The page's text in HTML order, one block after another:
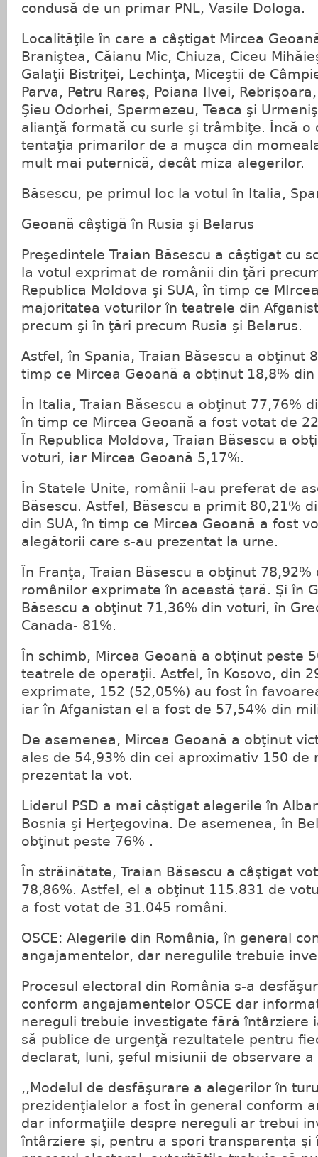
condusă de un primar PNL, Vasile Dologa.
Localităţile în care a câştigat Mircea
Braniştea, Căianu Mic, Chiuza, Ciceu
Galaţii Bistriţei, Lechinţa, Miceştii de
Parva, Petru Rareş, Poiana Ilvei,
Şieu Odorhei, Spermezeu, Teaca şi
alianţă formată cu surle şi trâmbiţe. Încă o
tentaţia primarilor de a muşca din
mult mai puternică, decât miza alegerilor.
Băsescu, pe primul loc la votul în Italia,
Geoană câştigă în Rusia şi Belarus
Preşedintele Traian Băsescu a câştigat cu
la votul exprimat de românii din ţări
Republica Moldova şi SUA, în timp ce
majoritatea voturilor în teatrele din
precum şi în ţări precum Rusia şi Belarus.
Astfel, în Spania, Traian Băsescu a obţinut
timp ce Mircea Geoană a obţinut 18,8%
În Italia, Traian Băsescu a obţinut 77,76%
în timp ce Mircea Geoană a fost votat de
În Republica Moldova, Traian Băsescu a
voturi, iar Mircea Geoană 5,17%.
În Statele Unite, românii l-au preferat de
Băsescu. Astfel, Băsescu a primit 80,21%
din SUA, în timp ce Mircea Geoană a fost
alegătorii care s-au prezentat la urne.
În Franţa, Traian Băsescu a obţinut
românilor exprimate în această ţară. Şi în
Băsescu a obţinut 71,36% din voturi, în
Canada- 81%.
În schimb, Mircea Geoană a obţinut peste
teatrele de operaţii. Astfel, în Kosovo, din
exprimate, 152 (52,05%) au fost în
iar în Afganistan el a fost de 57,54% din
De asemenea, Mircea Geoană a obţinut
ales de 54,93% din cei aproximativ 150 de
prezentat la vot.
Liderul PSD a mai câştigat alegerile în
Bosnia şi Herţegovina. De asemenea, în
obţinut peste 76% .
În străinătate, Traian Băsescu a câştigat
78,86%. Astfel, el a obţinut 115.831 de
a fost votat de 31.045 români.
OSCE: Alegerile din România, în general
angajamentelor, dar neregulile trebuie
Procesul electoral din România s-a
conform angajamentelor OSCE dar
nereguli trebuie investigate fără întârziere
să publice de urgenţă rezultatele pentru
declarat, luni, şeful misiunii de observare a
,,Modelul de desfăşurare a alegerilor în
prezidenţialelor a fost în general conform
dar informaţiile despre nereguli ar trebui
întârziere şi, pentru a spori transparenţa şi